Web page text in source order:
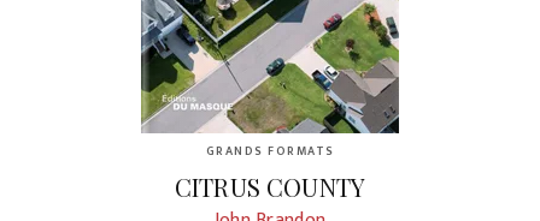
GRANDS FORMATS
CITRUS COUNTY